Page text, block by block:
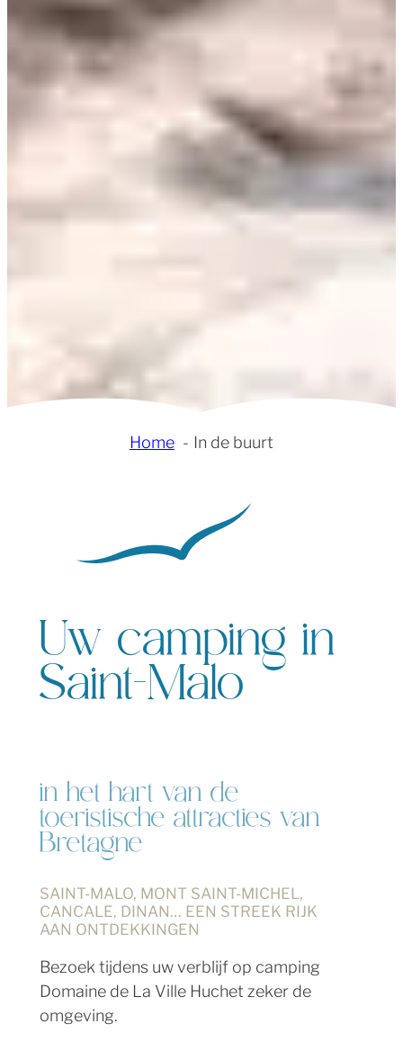
Home In de buurt
Uw camping in
Saint-Malo
in het hart van de
toeristische attracties van
Bretagne
SAINT-MALO, MONT SAINT-MICHEL,
CANCALE, DINAN… EEN STREEK RIJK
AAN ONTDEKKINGEN
Bezoek tijdens uw verblijf op camping
Domaine de La Ville Huchet zeker de
omgeving.